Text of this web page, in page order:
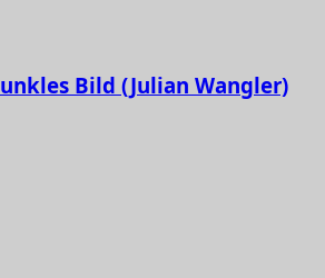
Bild (Julian Wangler)